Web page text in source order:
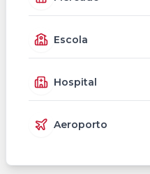
Escola
Hospital
Aeroporto